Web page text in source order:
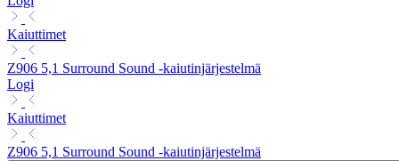
Kaiuttimet
Z906 5,1 Surround Sound -kaiutinjärjestelmä
Logi
Kaiuttimet
Z906 5,1 Surround Sound -kaiutinjärjestelmä